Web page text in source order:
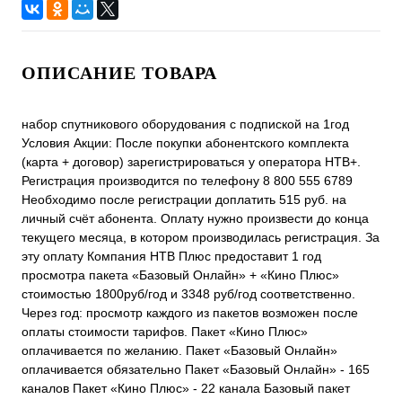
ОПИСАНИЕ ТОВАРА
набор спутникового оборудования с подпиской на 1год
Условия Акции: После покупки абонентского комплекта
(карта + договор) зарегистрироваться у оператора НТВ+.
Регистрация производится по телефону 8 800 555 6789
Необходимо после регистрации доплатить 515 руб. на
личный счёт абонента. Оплату нужно произвести до конца
текущего месяца, в котором производилась регистрация. За
эту оплату Компания НТВ Плюс предоставит 1 год
просмотра пакета «Базовый Онлайн» + «Кино Плюс»
стоимостью 1800руб/год и 3348 руб/год соответственно.
Через год: просмотр каждого из пакетов возможен после
оплаты стоимости тарифов. Пакет «Кино Плюс»
оплачивается по желанию. Пакет «Базовый Онлайн»
оплачивается обязательно Пакет «Базовый Онлайн» - 165
каналов Пакет «Кино Плюс» - 22 канала Базовый пакет